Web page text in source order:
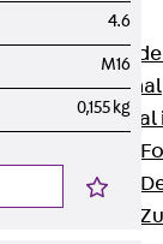
Bodenkanäle
BK Bodenkanal
KLK
Bodenkanal-
Bodenkanal-
Bodenkanal-
4.6
M16
0,155 kg